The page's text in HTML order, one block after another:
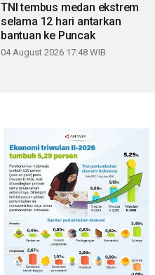
TNI tembus medan ekstrem
selama 12 hari antarkan
bantuan ke Puncak
04 August 2026 17:48 WIB